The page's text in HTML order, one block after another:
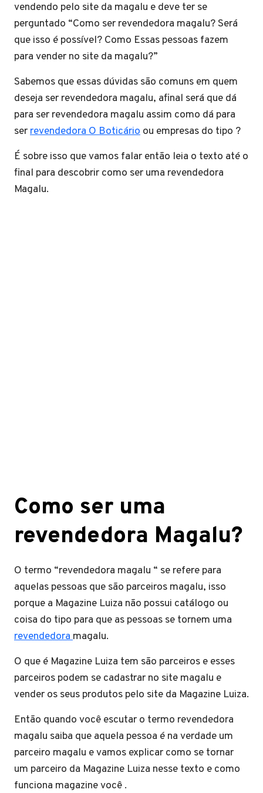
vendendo pelo site da magalu e deve ter se
perguntado “Como ser revendedora magalu? Será
que isso é possível? Como Essas pessoas fazem
para vender no site da magalu?”
Sabemos que essas dúvidas são comuns em quem
deseja ser revendedora magalu, afinal será que dá
para ser revendedora magalu assim como dá para
serrevendedora O Boticário ou empresas do tipo ?
É sobre isso que vamos falar então leia o texto até o
final para descobrir como ser uma revendedora
Magalu.
Como ser uma
revendedora Magalu?
O termo “revendedora magalu “ se refere para
aquelas pessoas que são parceiros magalu, isso
porque a Magazine Luiza não possui catálogo ou
coisa do tipo para que as pessoas se tornem uma
revendedoramagalu.
O que é Magazine Luiza tem são parceiros e esses
parceiros podem se cadastrar no site magalu e
vender os seus produtos pelo site da Magazine Luiza.
Então quando você escutar o termo revendedora
magalu saiba que aquela pessoa é na verdade um
parceiro magalu e vamos explicar como se tornar
um parceiro da Magazine Luiza nesse texto e como
funciona magazine você .